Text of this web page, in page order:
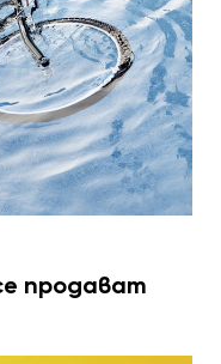
продават